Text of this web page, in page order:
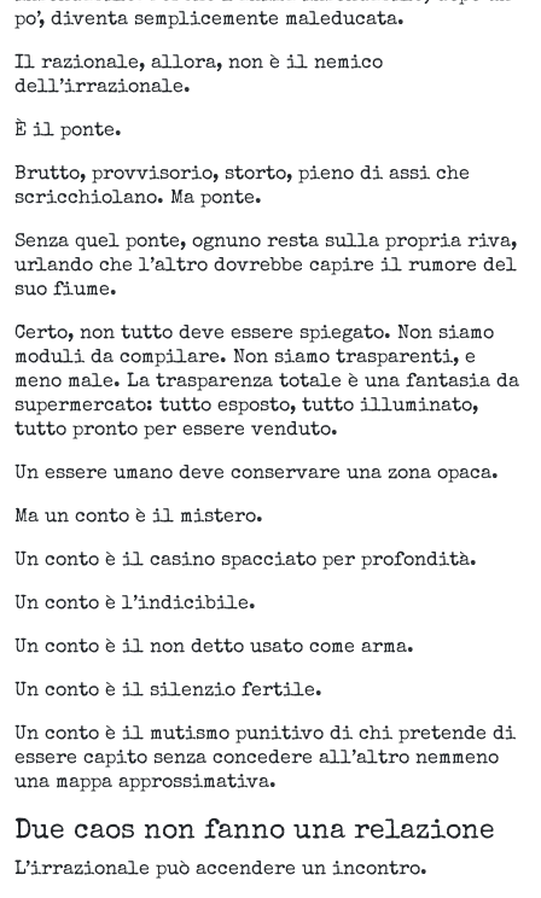
po’, diventa semplicemente maleducata.
Il razionale, allora, non è il nemico
dell’irrazionale.
È il ponte.
Brutto, provvisorio, storto, pieno di assi che
scricchiolano. Ma ponte.
Senza quel ponte, ognuno resta sulla propria riva,
urlando che l’altro dovrebbe capire il rumore del
suo fiume.
Certo, non tutto deve essere spiegato. Non siamo
moduli da compilare. Non siamo trasparenti, e
meno male. La trasparenza totale è una fantasia da
supermercato: tutto esposto, tutto illuminato,
tutto pronto per essere venduto.
Un essere umano deve conservare una zona opaca.
Ma un conto è il mistero.
Un conto è il casino spacciato per profondità.
Un conto è l’indicibile.
Un conto è il non detto usato come arma.
Un conto è il silenzio fertile.
Un conto è il mutismo punitivo di chi pretende di
essere capito senza concedere all’altro nemmeno
una mappa approssimativa.
Due caos non fanno una relazione
L’irrazionale può accendere un incontro.